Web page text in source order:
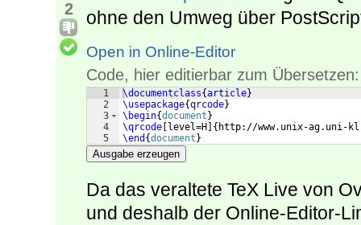
2
ohne den Umweg über
Open in Online-Editor
Code, hier editierbar zum Übersetzen:
1
2
3
4
5
\documentclass{article}
\usepackage{qrcode}
\begin{document }
\qrcode
level=H { http://www.unix-ag.uni-
\end {document }
Ausgabe erzeugen
Da das veraltete TeX Live von
und deshalb der Online-Editor-